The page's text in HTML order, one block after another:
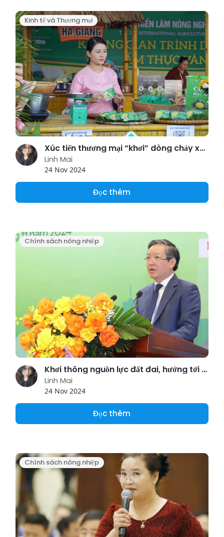
Kinh tế và Thương mại
Xúc tiến thương mại “khơi” dòng chảy xuất khẩu nông nghiệp
Linh Mai
24 Nov 2024
Đọc thêm
Chính sách nông nhiệp
Khơi thông nguồn lực đất đai, hướng tới mục tiêu NetZero
Linh Mai
24 Nov 2024
Đọc thêm
Chính sách nông nhiệp